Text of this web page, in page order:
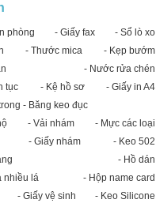
phòng - Giấy fax
- Sổ lò xo
- Thước mica
- Kẹp bướm
- Nước rửa chén
tục
- Kệ hồ sơ
- Giấy in A4
- Băng keo đục
- Vải nhám
- Mực các loại
- Giấy nhám
- Keo 502
- Hồ dán
nhiều lá
- Hộp name card
- Giấy vệ sinh
- Keo Silicone